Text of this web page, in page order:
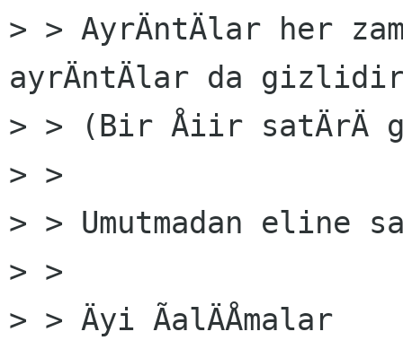
> > AyrÄntÄlar her
ayrÄntÄlar da gizlidir
> > (Bir Åiir satÄrÄ
> >
> > Umutmadan eline
> >
> > Äyi ÃalÄÅmalar